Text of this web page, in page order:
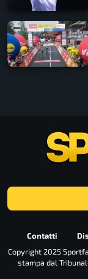
Contatti
Copyright 2025
stampa dal